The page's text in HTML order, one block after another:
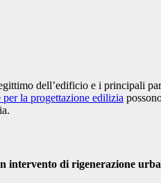
dell’edificio e i principali
per la progettazione edilizia
intervento di rigenerazione